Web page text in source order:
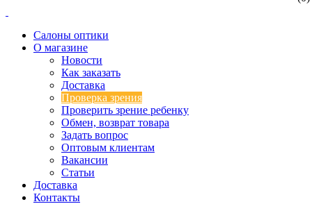
Салоны оптики
О магазине
Новости
Как заказать
Доставка
Проверка зрения
Проверить зрение ребенку
Обмен, возврат товара
Задать вопрос
Оптовым клиентам
Вакансии
Статьи
Доставка
Контакты